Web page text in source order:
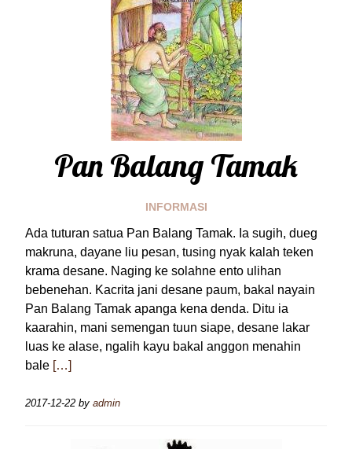
Pan Balang Tamak
INFORMASI
Ada tuturan satua Pan Balang Tamak. Ia sugih, dueg
makruna, dayane liu pesan, tusing nyak kalah teken
krama desane. Naging ke solahne ento ulihan
bebenehan. Kacrita jani desane paum, bakal nayain
Pan Balang Tamak apanga kena denda. Ditu ia
kaarahin, mani semengan tuun siape, desane lakar
luas ke alase, ngalih kayu bakal anggon menahin
bale […]
2017-12-22 by admin